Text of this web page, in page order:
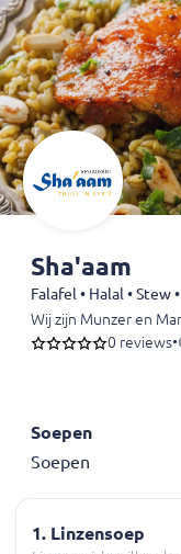
Sha'aam
Falafel • Halal • Stew
Wij zijn Munzer en
0 reviews•
Soepen
Soepen
1. Linzensoep